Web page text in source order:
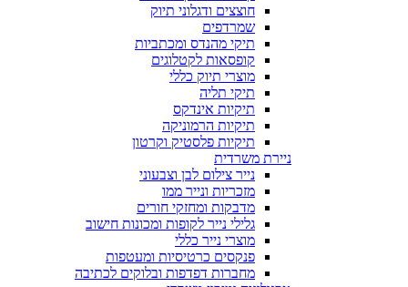
חוצצים ודגלוני תיוק
שמרדפים
תיקי מהנדס ומכתביות
קופסאות לקטלוגים
מוצרי תיוק כללי
תיקי תליה
תיקיות אינדקס
תיקיות הרמוניקה
תיקיות פלסטיק וקרטון
ניירת משרדית
נייר צילום לבן וצבעוני
מזכריות ונייר ממו
מדבקות ומחזקי חורים
גלילי נייר לקופות ומכונות חישוב
מוצרי נייר כללי
פנקסים כרטיסיות ומעטפות
מחברות דפדפות ובלוקים לכתיבה